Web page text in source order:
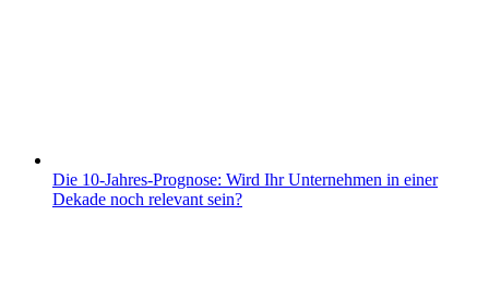
Die 10-Jahres-Prognose: Wird Ihr Unternehmen in einer
Dekade noch relevant sein?